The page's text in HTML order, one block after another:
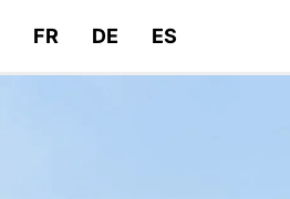
FR DE ES